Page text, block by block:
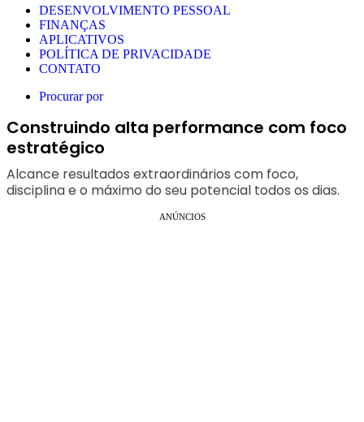
DESENVOLVIMENTO PESSOAL
FINANÇAS
APLICATIVOS
POLÍTICA DE PRIVACIDADE
CONTATO
Procurar por
Construindo alta performance com foco
estratégico
Alcance resultados extraordinários com foco,
disciplina e o máximo do seu potencial todos os dias.
ANÚNCIOS